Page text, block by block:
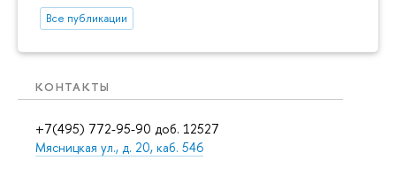
Все публикации
КОНТАКТЫ
+7(495) 772-95-90 доб. 12527
Мясницкая ул., д. 20, каб. 546